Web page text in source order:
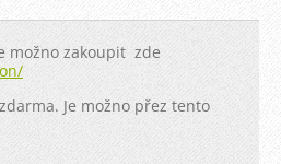
možno zakoupit zde
Je možno přez tento